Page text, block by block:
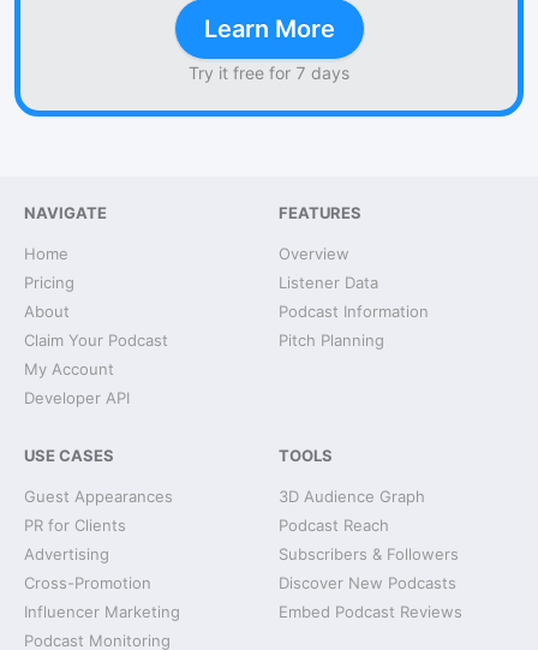
Learn More
Try it free for 7 days
NAVIGATE
Home
Pricing
About
Claim Your Podcast
My Account
Developer API
FEATURES
Overview
Listener Data
Podcast Information
Pitch Planning
USE CASES
Guest Appearances
PR for Clients
Advertising
Cross-Promotion
Influencer Marketing
Podcast Monitoring
TOOLS
3D Audience Graph
Podcast Reach
Subscribers & Followers
Discover New Podcasts
Embed Podcast Reviews